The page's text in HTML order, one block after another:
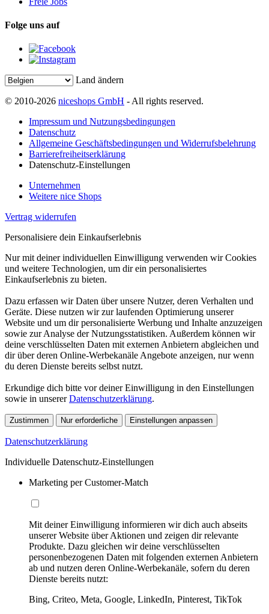
Folge uns auf
Land ändern
© 2010-2026 niceshops GmbH - All rights reserved.
Impressum und Nutzungsbedingungen
Datenschutz
Allgemeine Geschäftsbedingungen und Widerrufsbelehrung
Barrierefreiheitserklärung
Datenschutz-Einstellungen
Unternehmen
Weitere nice Shops
Vertrag widerrufen
Personalisiere dein Einkaufserlebnis
Nur mit deiner individuellen Einwilligung verwenden wir Cookies
und weitere Technologien, um dir ein personalisiertes
Einkaufserlebnis zu bieten.
Dazu erfassen wir Daten über unsere Nutzer, deren Verhalten und
Geräte. Diese nutzen wir zur laufenden Optimierung unserer
Website und um dir personalisierte Werbung und Inhalte anzuzeigen
sowie zur Analyse der Nutzungsstatistiken. Außerdem können wir
deine verschlüsselten Daten mit externen Anbietern abgleichen und
dir über deren Online-Werbekanäle Angebote anzeigen, nur wenn
du deren Dienste bereits selbst nutzt.
Erkundige dich bitte vor deiner Einwilligung in den Einstellungen
sowie in unsererDatenschutzerklärung.
Zustimmen Nur erforderliche Einstellungen anpassen
Datenschutzerklärung
Individuelle Datenschutz-Einstellungen
Marketing per Customer-Match
Mit deiner Einwilligung informieren wir dich auch abseits
unserer Website über Aktionen und zeigen dir relevante
Produkte. Dazu gleichen wir deine verschlüsselten
personenbezogenen Daten mit folgenden externen Anbietern
ab und nutzen deren Online-Werbekanäle, sofern du deren
Dienste bereits nutzt:
Bing, Criteo, Meta, Google, LinkedIn, Pinterest, TikTok